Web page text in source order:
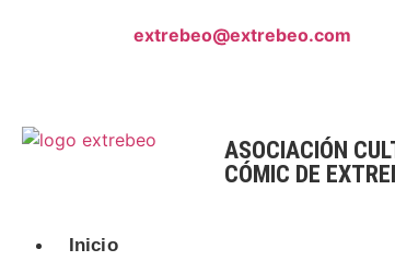
extrebeo@extrebeo.com
ASOCIACIÓN
CÓMIC DE
Inicio